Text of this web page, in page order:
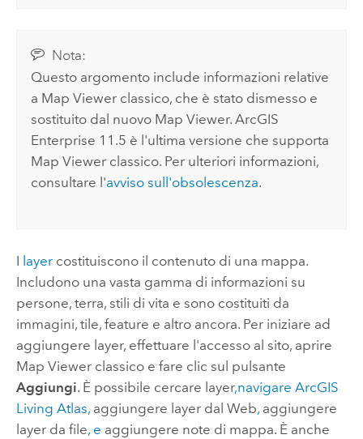
Nota:
Questo argomento include informazioni relative
a Map Viewer classico, che è stato dismesso e
sostituito dal nuovo Map Viewer.ArcGIS
Enterprise 11.5 è l'ultima versione che supporta
Map Viewer classico. Per ulteriori informazioni,
consultare l'avviso sull'obsolescenza.
I layercostituiscono il contenuto di una mappa.
Includono una vasta gamma di informazioni su
persone, terra, stili di vita e sono costituiti da
immagini, tile, feature e altro ancora. Per iniziare ad
aggiungere layer, effettuare l'accesso al sito, aprire
Map Viewer classicoe fare clic sul pulsante
Aggiungi. È possibile cercare layer,navigare ArcGIS
Living Atlas, aggiungere layer dal Web, aggiungere
layer da file, e aggiungere note di mappa.È anche